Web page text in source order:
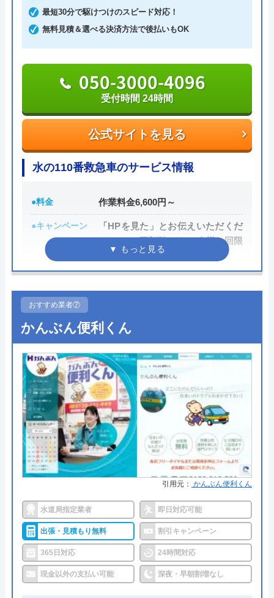
おすすめポイントとしてはこれまでの施工対応実績
は240万件以上と豊富な実績数があり、また最短5分
で業者を手配してくれて最短30分でスピード駆け付
けしてくれるところです。
また、取扱いメーカーに関しても幅広いため、水ま
もちろん見積もりは無料ですし、出張・キャンセル
についても無料ですので、まずはサイトを覗いてみ
公式サイトを見る
0120-569-365
受付時間 8:00～22:00
水の生活救急車の基本情報
運営会社 株式会社生活救急車
代表者 楯広長
名古屋市中区栄1丁目14-15
対応エリア 全国（一部地域を除く）
最短30分で駆けつけのスピード対応！
無料見積＆選べる決済方法で後払いもOK
公式サイトを見る
050-3000-4096
受付時間 24時間
水の110番救急車のサービス情報
●料金 作業料金6,600円～
●キャンペーン
「HPを見た」とお伝えいただくだ
けで1,000円割引 ※お一人様一回限
●受付時間
●定休日 年中無休
●出張見積もり 無料見積り
●支払い方法
カード支払い、コンビニ、銀行支
払、後払い
●累計実績
問い合わせ数10万件以上（2021年5
月累計）
●保証・保険
取り付け器具には1～5年間のメー
カー保証 ※消耗品など一部サービ
詳細は公式HPでご確認ください
水の110番救急車がおすすめの理由
「水の110番救急車」は株式会社RSが運営する水ま
わりの緊急対応サービスです。トイレ、お風呂、キ
おすすめ業者⑦
かんぶん便利くん
引用元： かんぶん便利くん
水道局指定業者 即日対応可能
出張・見積もり無料 割引キャンペーン
365日対応 24時間対応
現金以外の支払い可能 深夜・早朝割増なし